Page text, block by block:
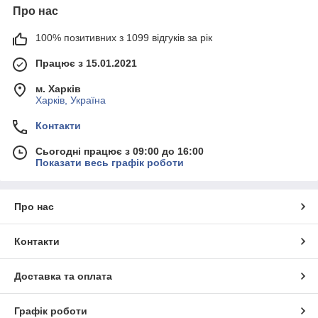
Про нас
100% позитивних з 1099 відгуків за рік
Працює з 15.01.2021
м. Харків
Харків, Україна
Контакти
Сьогодні працює з 09:00 до 16:00
Показати весь графік роботи
Про нас
Контакти
Доставка та оплата
Графік роботи